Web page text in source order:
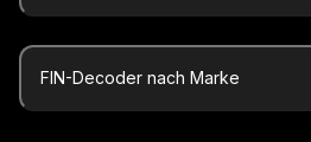
FIN-Decoder nach Marke